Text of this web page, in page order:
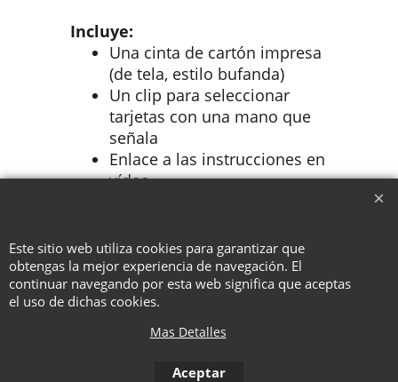
Incluye:
Una cinta de cartón impresa
(de tela, estilo bufanda)
Un clip para seleccionar
tarjetas con una mano que
señala
Enlace a las instrucciones en
vídeo
To create online store ShopFactory eCommerce software was used.
Este sitio web utiliza cookies para garantizar que
obtengas la mejor experiencia de navegación. El
continuar navegando por esta web significa que aceptas
el uso de dichas cookies.
Mas Detalles
Aceptar